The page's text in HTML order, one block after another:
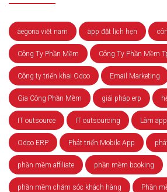
aegona việt nam app đặt lịch hẹn
Công Ty Phần Mềm Công Ty Phần Mềm
Công ty triển khai Odoo Email Marketing
Gia Công Phần Mềm giải pháp erp
IT outsource IT outsourcing Làm
Odoo ERP Phát triển Mobile App
phần mềm affiliate phần mềm booking
phần mềm chăm sóc khách hàng Phần